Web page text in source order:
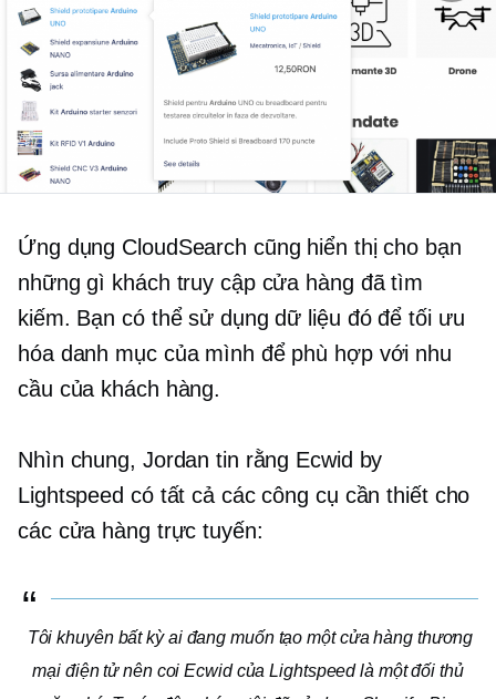
Ứng dụng CloudSearch cũng hiển thị cho bạn
những gì khách truy cập cửa hàng đã tìm
kiếm. Bạn có thể sử dụng dữ liệu đó để tối ưu
hóa danh mục của mình để phù hợp với nhu
cầu của khách hàng.
Nhìn chung, Jordan tin rằng Ecwid by
Lightspeed có tất cả các công cụ cần thiết cho
các cửa hàng trực tuyến:
Tôi khuyên bất kỳ ai đang muốn tạo một cửa hàng thương
mại điện tử nên coi Ecwid của Lightspeed là một đối thủ